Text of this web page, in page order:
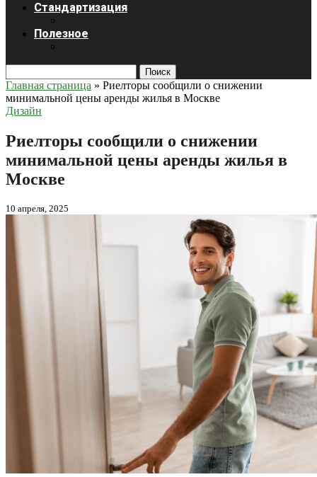
Стандартизация
Полезное
Поиск
Главная страница » Риелторы сообщили о снижении
минимальной цены аренды жилья в Москве
Дизайн
Риелторы сообщили о снижении
минимальной цены аренды жилья в
Москве
10 апреля, 2025